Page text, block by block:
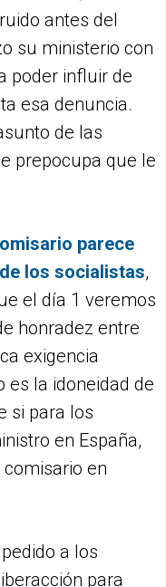
antes del
su ministerio con
poder influir de
esa denuncia.
de las
prepocupa que le
parece
los socialistas,
el día 1 veremos
honradez entre
exigencia
es la idoneidad de
si para los
en España,
en
a los
para